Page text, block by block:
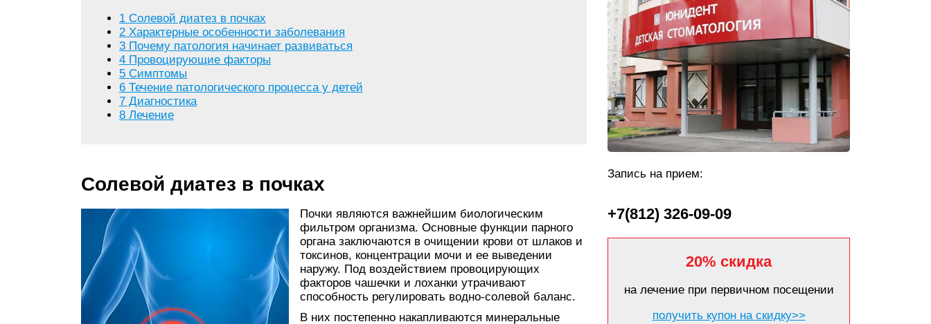
1 Солевой диатез в почках
2 Характерные особенности заболевания
3 Почему патология начинает развиваться
4 Провоцирующие факторы
5 Симптомы
6 Течение патологического процесса у детей
7 Диагностика
8 Лечение
Солевой диатез в почках
Почки являются важнейшим биологическим
фильтром организма. Основные функции парного
органа заключаются в очищении крови от шлаков и
токсинов, концентрации мочи и ее выведении
наружу. Под воздействием провоцирующих
факторов чашечки и лоханки утрачивают
способность регулировать водно-солевой баланс.
В них постепенно накапливаются минеральные
Запись на прием:
+7(812) 326-09-09
20% скидка
на лечение при первичном посещении
получить купон на скидку>>